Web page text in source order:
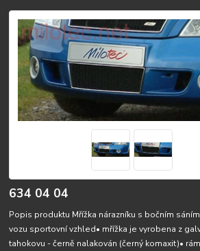
634 04 04
Popis produktu Mřížka nárazníku s bočním
vozu sportovní vzhled• mřížka je vyrobena z
tahokovu - černě nalakován (černý komaxit)•